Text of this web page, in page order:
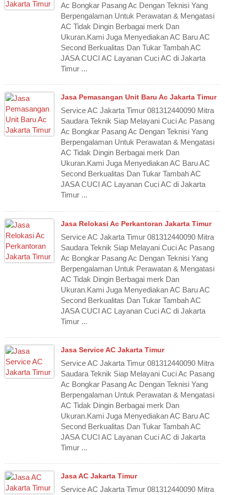
Ac Bongkar Pasang Ac Dengan Teknisi Yang
Berpengalaman Untuk Perawatan & Mengatasi
AC Tidak Dingin Berbagai merk Dan
Ukuran.Kami Juga Menyediakan AC Baru AC
Second Berkualitas Dan Tukar Tambah AC
JASA CUCI AC Layanan Cuci AC di Jakarta
Timur ...
Jasa Pemasangan Unit Baru Ac Jakarta Timur
Service AC Jakarta Timur 081312440090 Mitra
Saudara Teknik Siap Melayani Cuci Ac Pasang
Ac Bongkar Pasang Ac Dengan Teknisi Yang
Berpengalaman Untuk Perawatan & Mengatasi
AC Tidak Dingin Berbagai merk Dan
Ukuran.Kami Juga Menyediakan AC Baru AC
Second Berkualitas Dan Tukar Tambah AC
JASA CUCI AC Layanan Cuci AC di Jakarta
Timur ...
Jasa Relokasi Ac Perkantoran Jakarta Timur
Service AC Jakarta Timur 081312440090 Mitra
Saudara Teknik Siap Melayani Cuci Ac Pasang
Ac Bongkar Pasang Ac Dengan Teknisi Yang
Berpengalaman Untuk Perawatan & Mengatasi
AC Tidak Dingin Berbagai merk Dan
Ukuran.Kami Juga Menyediakan AC Baru AC
Second Berkualitas Dan Tukar Tambah AC
JASA CUCI AC Layanan Cuci AC di Jakarta
Timur ...
Jasa Service AC Jakarta Timur
Service AC Jakarta Timur 081312440090 Mitra
Saudara Teknik Siap Melayani Cuci Ac Pasang
Ac Bongkar Pasang Ac Dengan Teknisi Yang
Berpengalaman Untuk Perawatan & Mengatasi
AC Tidak Dingin Berbagai merk Dan
Ukuran.Kami Juga Menyediakan AC Baru AC
Second Berkualitas Dan Tukar Tambah AC
JASA CUCI AC Layanan Cuci AC di Jakarta
Timur ...
Jasa AC Jakarta Timur
Service AC Jakarta Timur 081312440090 Mitra